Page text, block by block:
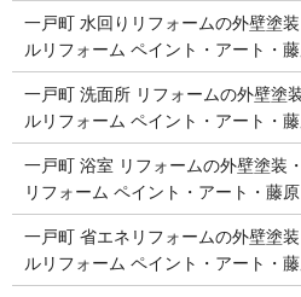
一戸町 水回りリフォームの外壁塗
ルリフォーム ペイント・アート・
一戸町 洗面所 リフォームの外壁塗
ルリフォーム ペイント・アート・
一戸町 浴室 リフォームの外壁塗装
リフォーム ペイント・アート・藤原
一戸町 省エネリフォームの外壁塗
ルリフォーム ペイント・アート・